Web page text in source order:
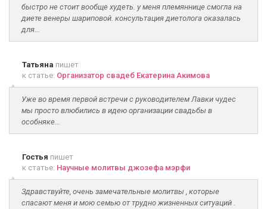
быстро не стоит вообще худеть. у меня племяннице смогла на
диете венеры шариповой. консультация диетолога оказалась
для...
Татьяна пишет
к статье: Организатор свадеб Екатерина Акимова
Уже во время первой встречи с руководителем Лавки чудес
мы просто влюбились в идею организации свадьбы в
особняке...
Гостья пишет
к статье: Научные молитвы джозефа мэрфи
Здравствуйте, очень замечательные молитвы , которые
спасают меня и мою семью от трудно жизненных ситуаций .